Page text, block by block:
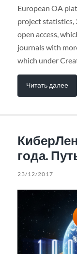
European OA
project statistics,
open access,
journals with
which under
Читать далее
года.
23/12/2017